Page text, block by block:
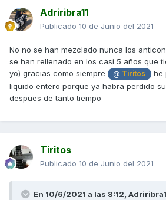
Adriribra11
Publicado 10 de Junio del 2021
No no se han mezclado nunca los
se han rellenado en los casi 5 años que
yo) gracias como siempre
@ Tiritos
he
liquido entero porque ya habra perdido
despues de tanto tiempo
Tiritos
Publicado 10 de Junio del 2021
En 10/6/2021 a las 8:12,